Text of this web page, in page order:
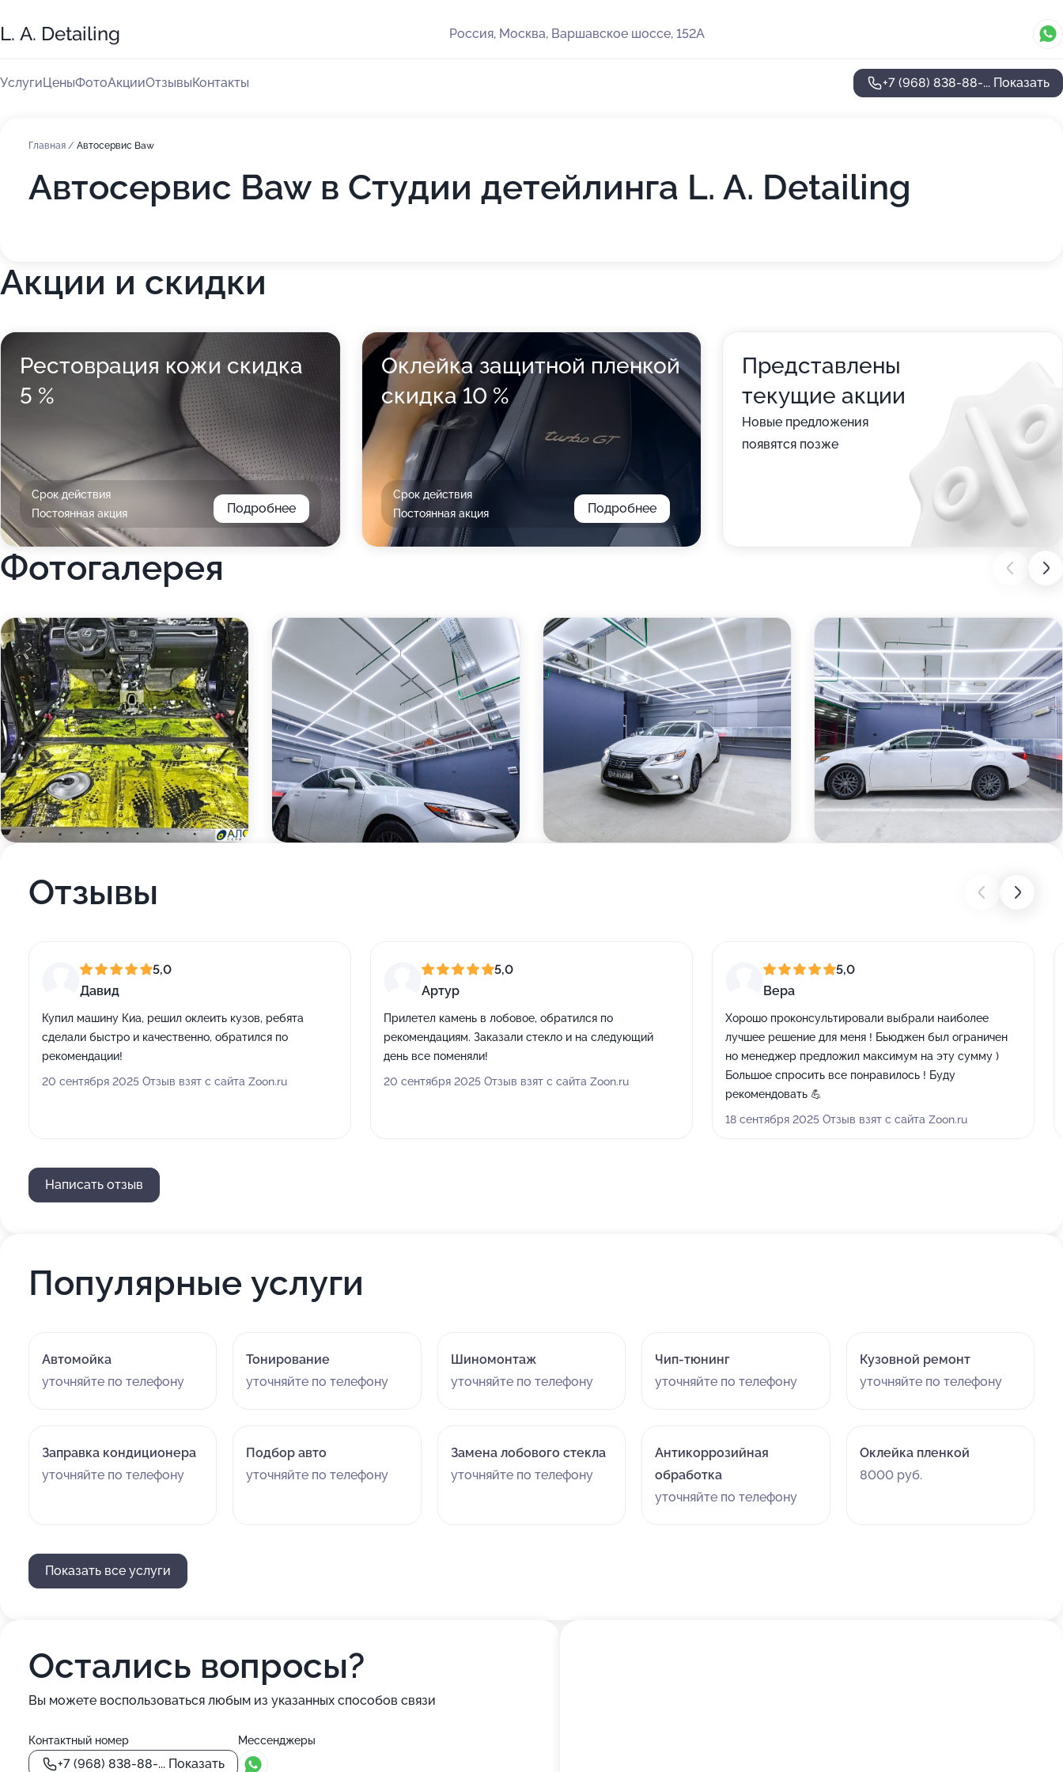
L. A. Detailing Россия, Москва, Варшавское шоссе, 152А
УслугиЦеныФотоАкцииОтзывыКонтакты +7 (968) 838-88-... Показать
Главная / Автосервис Baw
Автосервис Baw в Студии детейлинга L. A. Detailing
Акции и скидки
Рестоврация кожи скидка
5 %
Срок действия
Постоянная акция
Подробнее
Оклейка защитной пленкой
скидка 10 %
Срок действия
Постоянная акция
Подробнее
Представлены
текущие акции
Новые предложения
появятся позже
Фотогалерея
Отзывы
5,0
Давид
Купил машину Киа, решил оклеить кузов, ребята
сделали быстро и качественно, обратился по
рекомендации!
20 сентября 2025 Отзыв взят с сайта Zoon.ru
5,0
Артур
Прилетел камень в лобовое, обратился по
рекомендациям. Заказали стекло и на следующий
день все поменяли!
20 сентября 2025 Отзыв взят с сайта Zoon.ru
5,0
Вера
Хорошо проконсультировали выбрали наиболее
лучшее решение для меня ! Бьюджен был ограничен
но менеджер предложил максимум на эту сумму )
Большое спросить все понравилось ! Буду
рекомендовать 💪
18 сентября 2025 Отзыв взят с сайта Zoon.ru
Написать отзыв
Популярные услуги
Автомойка
уточняйте по телефону
Тонирование
уточняйте по телефону
Шиномонтаж
уточняйте по телефону
Чип-тюнинг
уточняйте по телефону
Кузовной ремонт
уточняйте по телефону
Заправка кондиционера
уточняйте по телефону
Подбор авто
уточняйте по телефону
Замена лобового стекла
уточняйте по телефону
Антикоррозийная
обработка
уточняйте по телефону
Оклейка пленкой
8000 руб.
Показать все услуги
Остались вопросы?
Вы можете воспользоваться любым из указанных способов связи
Контактный номер
+7 (968) 838-88-... Показать
Мессенджеры